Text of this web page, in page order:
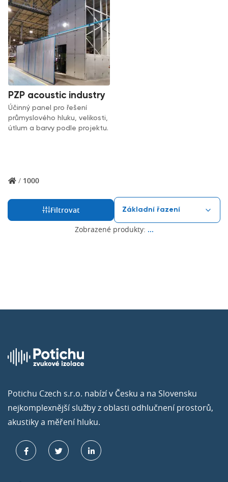
PZP acoustic industry
Účinný panel pro řešení
průmyslového hluku, velikosti,
útlum a barvy podle projektu.
/ 1000
Filtrovat
Zobrazené produkty: ...
Potichu Czech s.r.o. nabízí v Česku a na Slovensku
nejkomplexnější služby z oblasti odhlučnení prostorů,
akustiky a měření hluku.